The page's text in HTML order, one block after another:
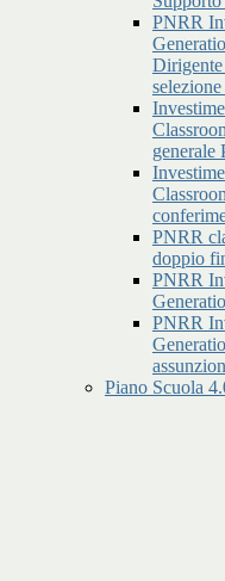
PNRR
Dirigente
generale
PNRR
doppio
PNRR
PNRR
Piano Scuola